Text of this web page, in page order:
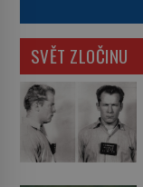
SVĚT ZLOČINU